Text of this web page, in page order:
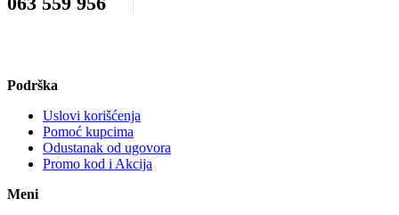
Podrška
Uslovi korišćenja
Pomoć kupcima
Odustanak od ugovora
Promo kod i Akcija
Meni